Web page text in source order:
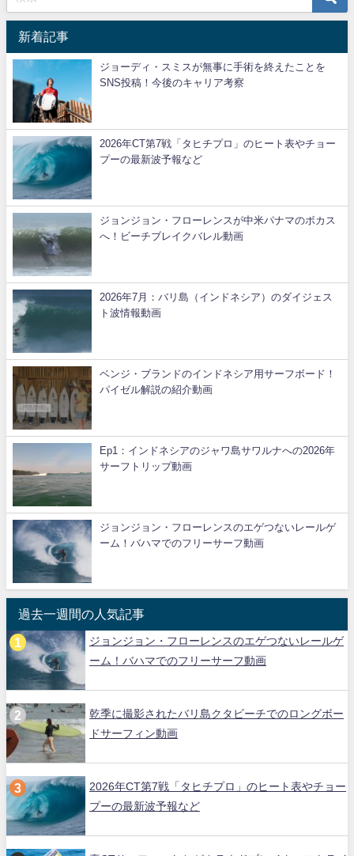
新着記事
ジョーディ・スミスが無事に手術を終えたことを
SNS投稿！今後のキャリア考察
2026年CT第7戦「タヒチプロ」のヒート表やチョー
プーの最新波予報など
ジョンジョン・フローレンスが中米パナマのボカス
へ！ビーチブレイクバレル動画
2026年7月：バリ島（インドネシア）のダイジェス
ト波情報動画
ベンジ・ブランドのインドネシア用サーフボード！
パイゼル解説の紹介動画
Ep1：インドネシアのジャワ島サワルナへの2026年
サーフトリップ動画
ジョンジョン・フローレンスのエゲつないレールゲ
ーム！バハマでのフリーサーフ動画
過去一週間の人気記事
ジョンジョン・フローレンスのエゲつないレールゲ
ーム！バハマでのフリーサーフ動画
乾季に撮影されたバリ島クタビーチでのロングボー
ドサーフィン動画
2026年CT第7戦「タヒチプロ」のヒート表やチョー
プーの最新波予報など